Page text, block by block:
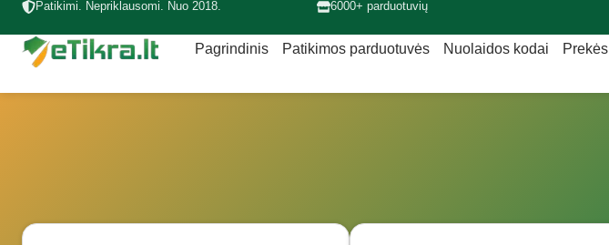
Patikimi. Nepriklausomi. Nuo 2018. 6000+ parduotuvių
Pagrindinis Patikimos parduotuvės Nuolaidos kodai Prekės